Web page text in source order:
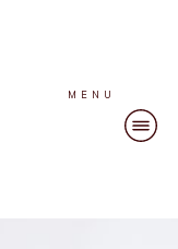
MENU